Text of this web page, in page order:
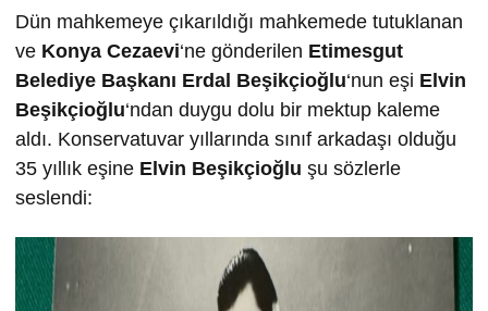
Dün mahkemeye çıkarıldığı mahkemede tutuklanan
ve Konya Cezaevi‘ne gönderilen Etimesgut
Belediye Başkanı Erdal Beşikçioğlu‘nun eşi Elvin
Beşikçioğlu‘ndan duygu dolu bir mektup kaleme
aldı. Konservatuvar yıllarında sınıf arkadaşı olduğu
35 yıllık eşine Elvin Beşikçioğlu şu sözlerle
seslendi: